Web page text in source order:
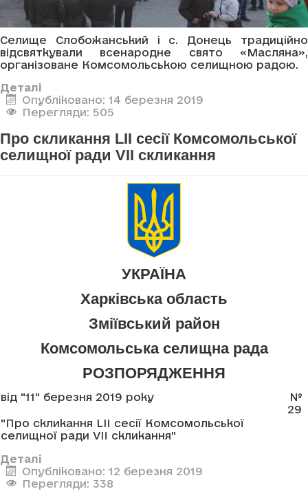
Селище Слобожанський і с. Донець традиційно
відсвяткували всенародне свято «Масляна»,
організоване Комсомольською селищною радою.
Деталі
Опубліковано: 14 березня 2019
Перегляди: 505
Про скликання LII сесії Комсомольської
селищної ради VII скликання
УКРАЇНА
Харківська область
Зміївський район
Комсомольська селищна рада
РОЗПОРЯДЖЕННЯ
від "11" березня 2019 року
№
29
"Про скликання LII сесії Комсомольської
селищної ради VII скликання"
Деталі
Опубліковано: 12 березня 2019
Перегляди: 338